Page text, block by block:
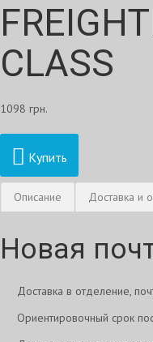
CLASS
1098 грн.
Купить
Описание Доставка и
Новая
Доставка в отделение,
Ориентировочный срок